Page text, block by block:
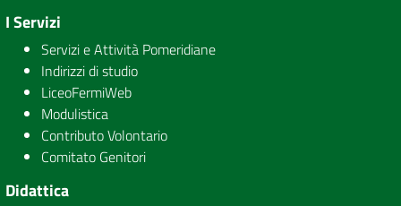
I Servizi
Servizi e Attività Pomeridiane
Indirizzi di studio
LiceoFermiWeb
Modulistica
Contributo Volontario
Comitato Genitori
Didattica